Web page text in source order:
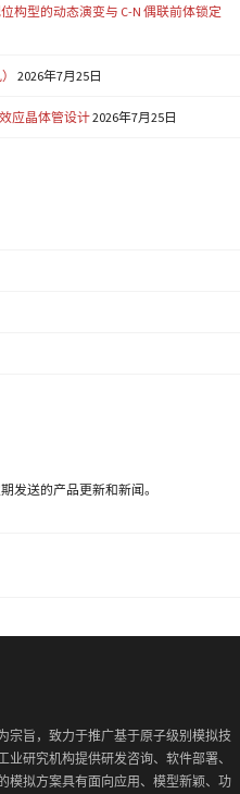
构型的动态演变与 C-N 偶联前体锁定
2026年7月25日
应晶体管设计2026年7月25日
发送的产品更新和新闻。
宗旨，致力于推广基于原子级别模拟技
研究机构提供研发咨询、软件部署、
模拟方案具有面向应用、模型新颖、功